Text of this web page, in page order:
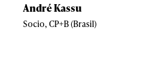
André Kassu
Socio, CP+B (Brasil)